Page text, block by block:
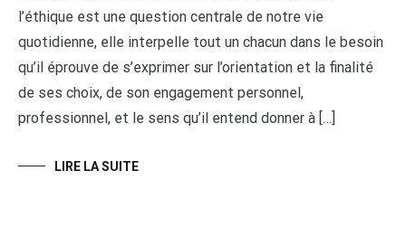
l’éthique est une question centrale de notre vie
quotidienne, elle interpelle tout un chacun dans le besoin
qu’il éprouve de s’exprimer sur l’orientation et la finalité
de ses choix, de son engagement personnel,
professionnel, et le sens qu’il entend donner à […]
LIRE LA SUITE